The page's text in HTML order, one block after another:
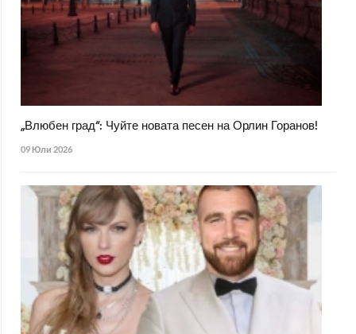
„Влюбен град“: Чуйте новата песен на Орлин Горанов!
09 Юли 2026